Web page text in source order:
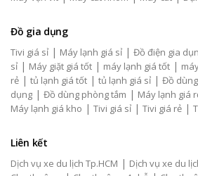
Đồ gia dụng
Tivi giá sỉ | Máy lạnh giá sỉ | Đồ điện gia
sỉ | Máy giặt giá tốt | máy lạnh giá tốt |
rẻ | tủ lạnh giá tốt | tủ lạnh giá sỉ | Đồ
dụng | Đồ dùng phòng tắm | Máy lạnh giá
Máy lạnh giá kho | Tivi giá sỉ | Tivi giá rẻ |
Liên kết
Dịch vụ xe du lịch Tp.HCM | Dịch vụ xe du